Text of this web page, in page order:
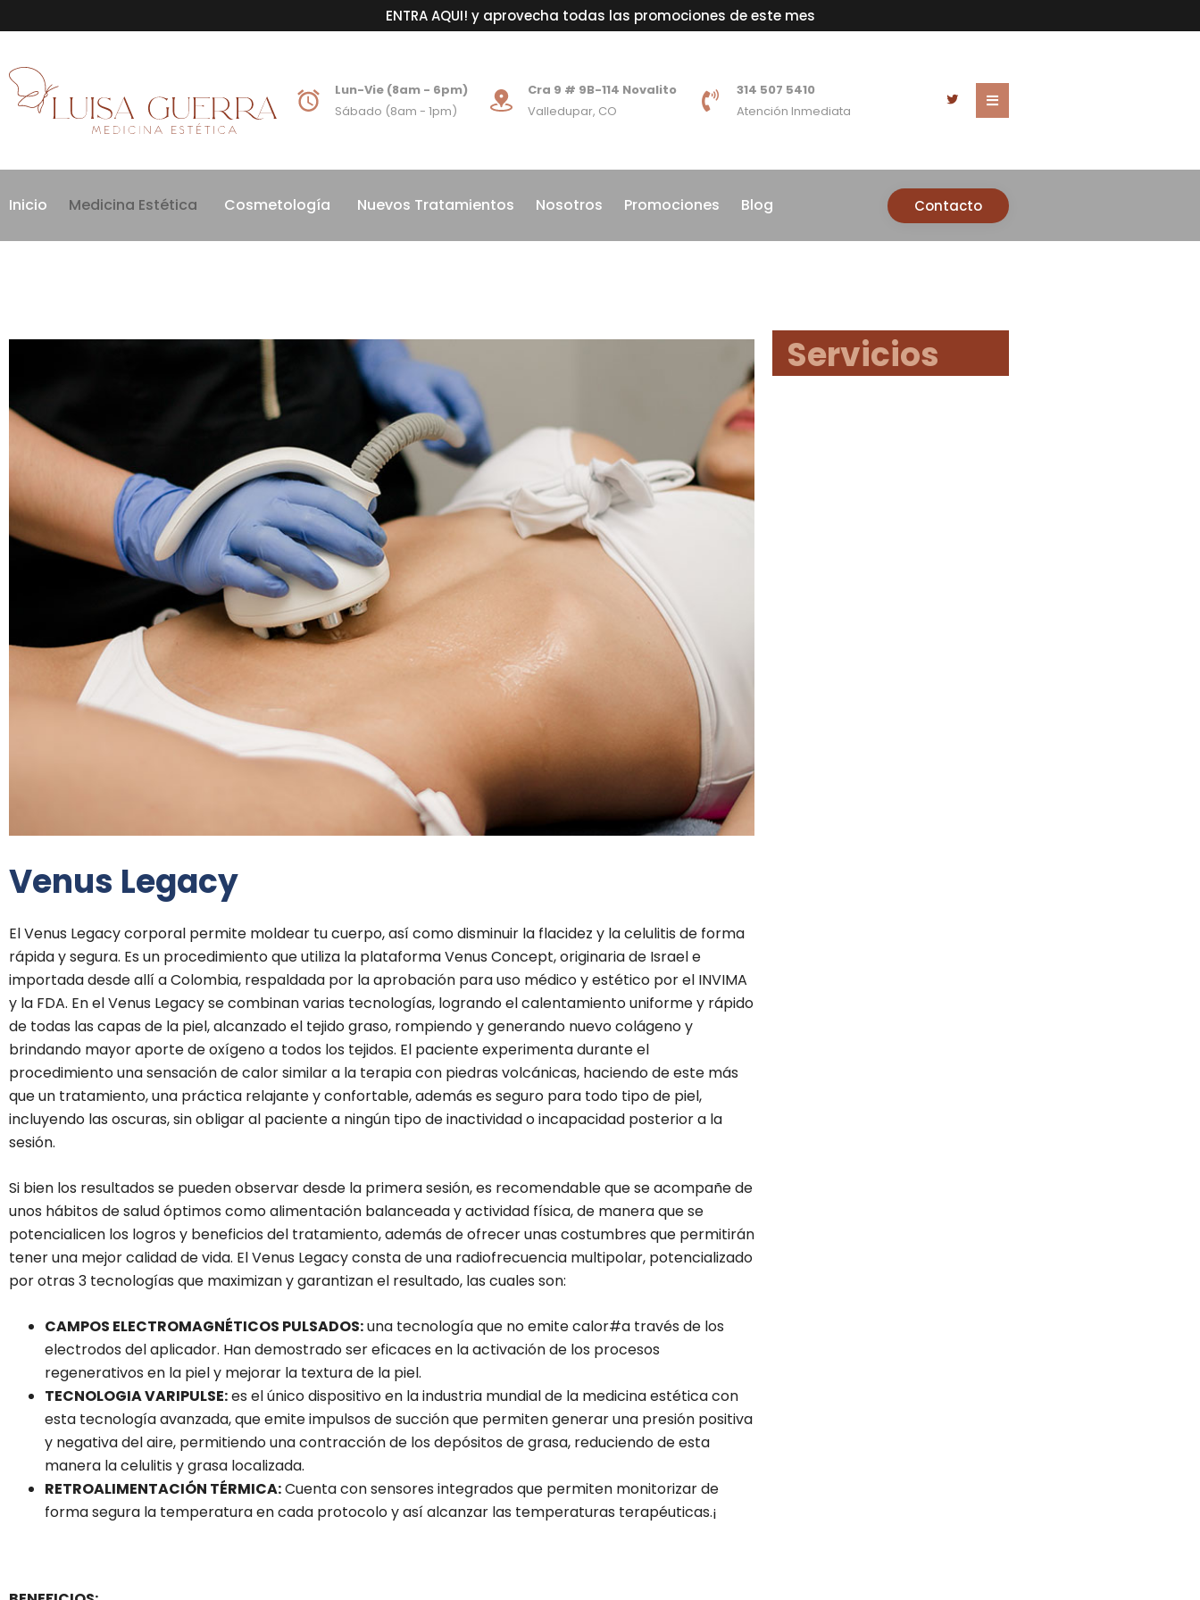
ENTRA AQUI! y aprovecha todas las promociones de este mes
Lun-Vie (8am - 6pm)
Sábado (8am - 1pm)
Cra 9 # 9B-114 Novalito
Valledupar, CO
314 507 5410
Atención Inmediata
Inicio Medicina Estética Cosmetología Nuevos Tratamientos Nosotros Promociones Blog Contacto
Venus Legacy
El Venus Legacy corporal permite moldear tu cuerpo, así como disminuir la flacidez y la celulitis de forma
rápida y segura. Es un procedimiento que utiliza la plataforma Venus Concept, originaria de Israel e
importada desde allí a Colombia, respaldada por la aprobación para uso médico y estético por el INVIMA
y la FDA. En el Venus Legacy se combinan varias tecnologías, logrando el calentamiento uniforme y rápido
de todas las capas de la piel, alcanzado el tejido graso, rompiendo y generando nuevo colágeno y
brindando mayor aporte de oxígeno a todos los tejidos. El paciente experimenta durante el
procedimiento una sensación de calor similar a la terapia con piedras volcánicas, haciendo de este más
que un tratamiento, una práctica relajante y confortable, además es seguro para todo tipo de piel,
incluyendo las oscuras, sin obligar al paciente a ningún tipo de inactividad o incapacidad posterior a la
sesión.
Si bien los resultados se pueden observar desde la primera sesión, es recomendable que se acompañe de
unos hábitos de salud óptimos como alimentación balanceada y actividad física, de manera que se
potencialicen los logros y beneficios del tratamiento, además de ofrecer unas costumbres que permitirán
tener una mejor calidad de vida. El Venus Legacy consta de una radiofrecuencia multipolar, potencializado
por otras 3 tecnologías que maximizan y garantizan el resultado, las cuales son:
CAMPOS ELECTROMAGNÉTICOS PULSADOS:una tecnología que no emite calor#a través de los
electrodos del aplicador. Han demostrado ser eficaces en la activación de los procesos
regenerativos en la piel y mejorar la textura de la piel.
TECNOLOGIA VARIPULSE:es el único dispositivo en la industria mundial de la medicina estética con
esta tecnología avanzada, que emite impulsos de succión que permiten generar una presión positiva
y negativa del aire, permitiendo una contracción de los depósitos de grasa, reduciendo de esta
manera la celulitis y grasa localizada.
RETROALIMENTACIÓN TÉRMICA:Cuenta con sensores integrados que permiten monitorizar de
forma segura la temperatura en cada protocolo y así alcanzar las temperaturas terapéuticas.¡
Servicios